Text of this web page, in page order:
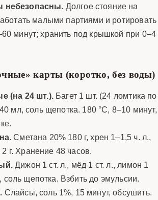
Долгое стояние на
малыми партиями и ротировать
минут; хранить под крышкой при 0–4
карты (коротко, без воды)
(на 24 шт.).Багет 1 шт. (24 ломтика по
мл, соль щепотка. 180 °C, 8–10 минут,
Сметана 20% 180 г, хрен 1–1,5 ч. л.,
г. Хранение 48 часов.
Дижон 1 ст. л., мёд 1 ст. л., лимон 1
соль щепотка. Взбить до эмульсии.
Слайсы, соль 1%, 15 минут, обсушить.